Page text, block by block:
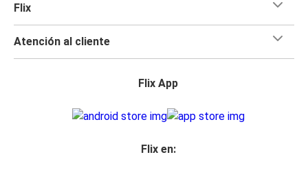
Flix
Atención al cliente
Flix App
Flix en: